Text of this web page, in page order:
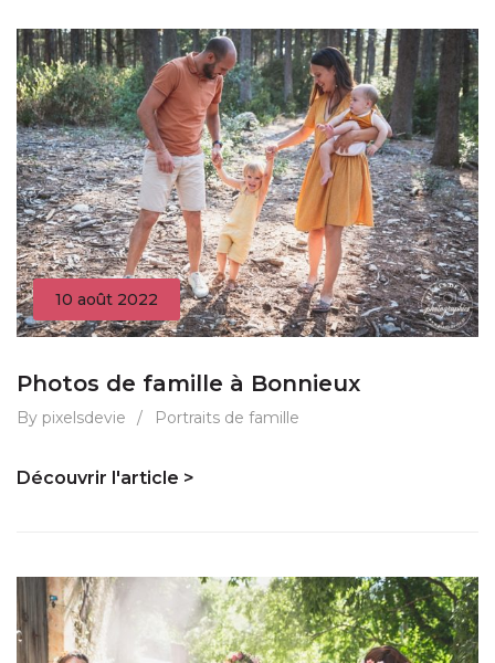
10 août 2022
Photos de famille à Bonnieux
By pixelsdevie / Portraits de famille
Découvrir l'article >